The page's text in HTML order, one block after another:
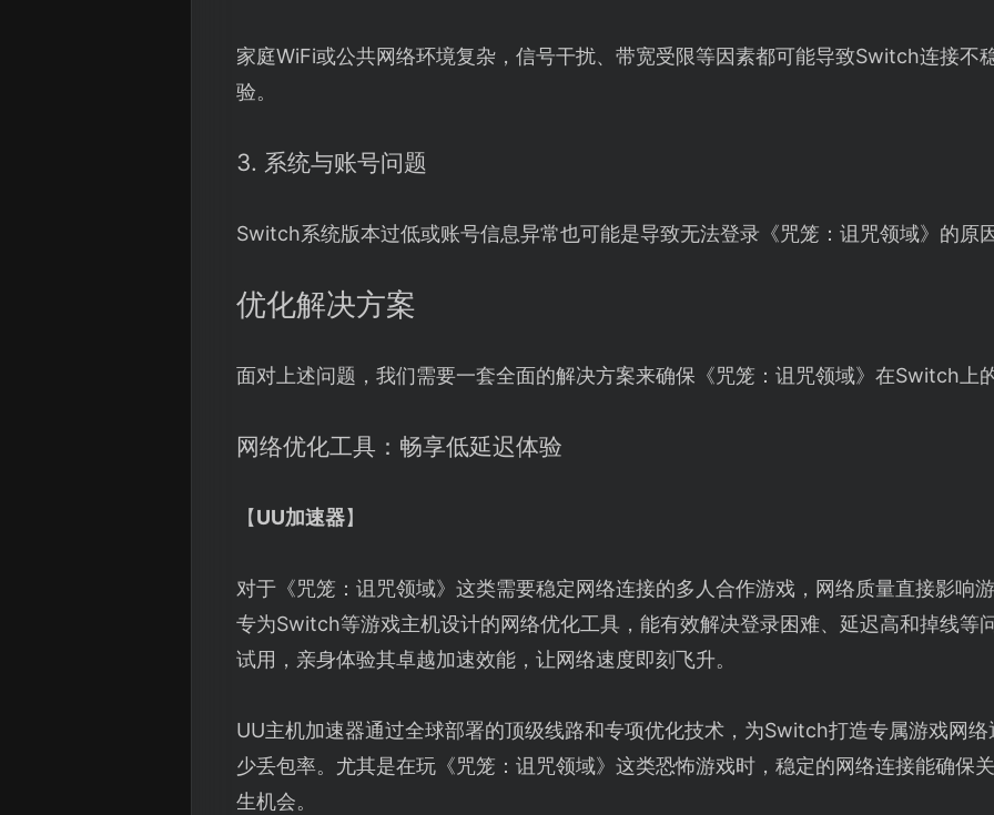
家庭WiFi或公共网络环境复杂，信号干扰、带宽受限等因素都可能导致Switch连接不
验。
3. 系统与账号问题
Switch系统版本过低或账号信息异常也可能是导致无法登录《咒笼：诅咒领域》的原
优化解决方案
面对上述问题，我们需要一套全面的解决方案来确保《咒笼：诅咒领域》在Switch上
网络优化工具：畅享低延迟体验
【UU加速器】
对于《咒笼：诅咒领域》这类需要稳定网络连接的多人合作游戏，网络质量直接影响
专为Switch等游戏主机设计的网络优化工具，能有效解决登录困难、延迟高和掉线等
试用，亲身体验其卓越加速效能，让网络速度即刻飞升。
UU主机加速器通过全球部署的顶级线路和专项优化技术，为Switch打造专属游戏网
少丢包率。尤其是在玩《咒笼：诅咒领域》这类恐怖游戏时，稳定的网络连接能确保
生机会。